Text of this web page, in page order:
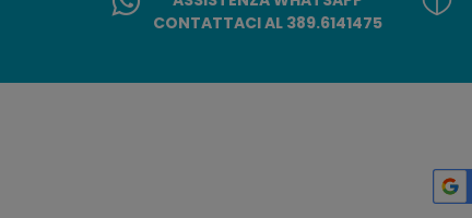
CONTATTACI AL 389.6141475